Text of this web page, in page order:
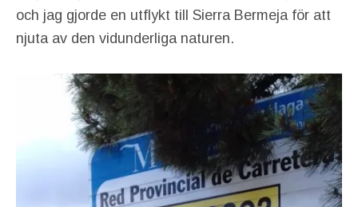
och jag gjorde en utflykt till Sierra Bermeja för att
njuta av den vidunderliga naturen.